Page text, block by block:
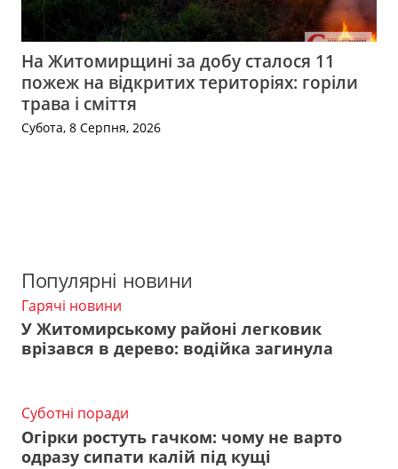
На Житомирщині за добу сталося 11
пожеж на відкритих територіях: горіли
трава і сміття
Субота, 8 Серпня, 2026
Популярні новини
Гарячі новини
У Житомирському районі легковик
врізався в дерево: водійка загинула
Суботні поради
Огірки ростуть гачком: чому не варто
одразу сипати калій під кущі